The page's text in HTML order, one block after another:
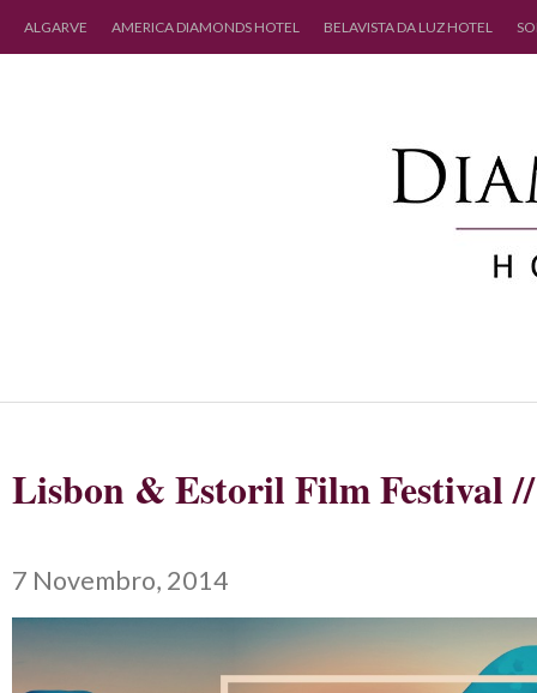
ALGARVE AMERICA DIAMONDS HOTEL BELAVISTA DA LUZ HOTEL
Lisbon & Estoril Film Festival
7 Novembro, 2014